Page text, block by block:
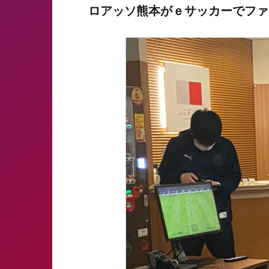
ロアッソ熊本がｅサッカーでフ